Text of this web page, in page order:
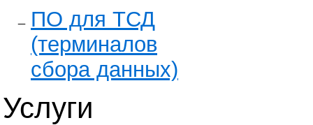
ПО для ТСД
(терминалов
сбора данных)
Услуги